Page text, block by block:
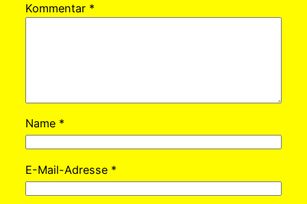
Kommentar *
Name *
E-Mail-Adresse *